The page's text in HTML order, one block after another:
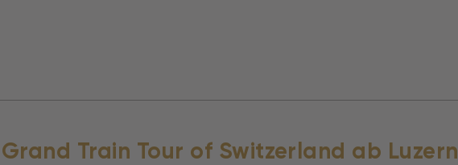
Train Tour of Switzerland ab Luzern